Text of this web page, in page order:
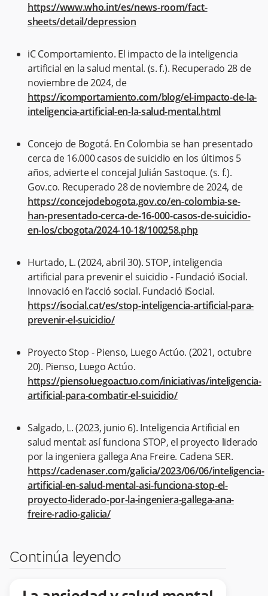
https://www.who.int/es/news-room/fact-
sheets/detail/depression
iC Comportamiento. El impacto de la inteligencia
artificial en la salud mental. (s. f.). Recuperado 28 de
noviembre de 2024, de
https://icomportamiento.com/blog/el-impacto-de-la-
inteligencia-artificial-en-la-salud-mental.html
Concejo de Bogotá. En Colombia se han presentado
cerca de 16.000 casos de suicidio en los últimos 5
años, advierte el concejal Julián Sastoque. (s. f.).
Gov.co. Recuperado 28 de noviembre de 2024, de
https://concejodebogota.gov.co/en-colombia-se-
han-presentado-cerca-de-16-000-casos-de-suicidio-
en-los/cbogota/2024-10-18/100258.php
Hurtado, L. (2024, abril 30). STOP, inteligencia
artificial para prevenir el suicidio - Fundació iSocial.
Innovació en l’acció social. Fundació iSocial.
https://isocial.cat/es/stop-inteligencia-artificial-para-
prevenir-el-suicidio/
Proyecto Stop - Pienso, Luego Actúo. (2021, octubre
20). Pienso, Luego Actúo.
https://piensoluegoactuo.com/iniciativas/inteligencia-
artificial-para-combatir-el-suicidio/
Salgado, L. (2023, junio 6). Inteligencia Artificial en
salud mental: así funciona STOP, el proyecto liderado
por la ingeniera gallega Ana Freire. Cadena SER.
https://cadenaser.com/galicia/2023/06/06/inteligencia-
artificial-en-salud-mental-asi-funciona-stop-el-
proyecto-liderado-por-la-ingeniera-gallega-ana-
freire-radio-galicia/
Continúa leyendo